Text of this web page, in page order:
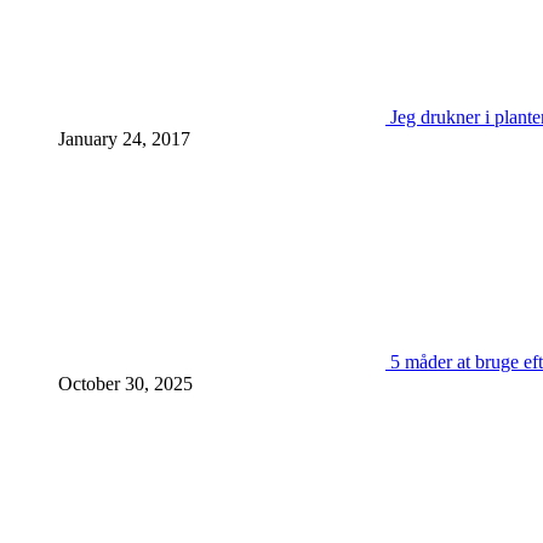
Jeg drukner i
January 24, 2017
5 måder at bruge
October 30, 2025